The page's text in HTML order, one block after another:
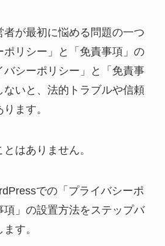
者が最初に悩める問題の一つ
ポリシー」と「免責事項」の
シーポリシー」と「免責事
いと、法的トラブルや信頼
ます。
はありません。
での「プライバシーポ
項」の設置方法をステップバ
す。